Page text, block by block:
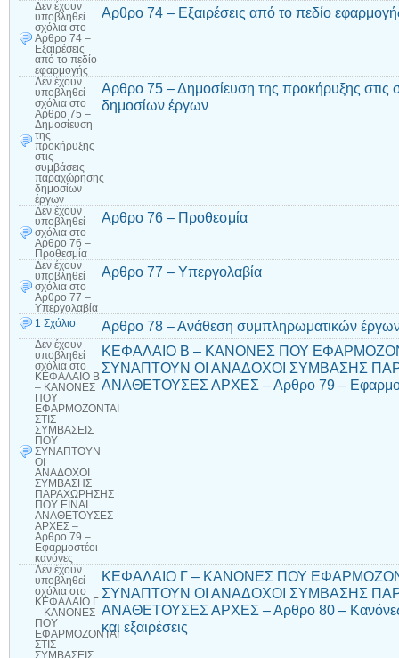
Δεν έχουν
υποβληθεί
σχόλια στο
Αρθρο 74 –
Εξαιρέσεις
από το πεδίο
εφαρμογής
Αρθρο 74 – Εξαιρέσεις από το πεδίο
Δεν έχουν
υποβληθεί
σχόλια στο
Αρθρο 75 –
Δημοσίευση
της
προκήρυξης
στις
συμβάσεις
παραχώρησης
δημοσίων
έργων
Αρθρο 75 – Δημοσίευση της προκήρυξης
δημοσίων έργων
Δεν έχουν
υποβληθεί
σχόλια στο
Αρθρο 76 –
Προθεσμία
Αρθρο 76 – Προθεσμία
Δεν έχουν
υποβληθεί
σχόλια στο
Αρθρο 77 –
Υπεργολαβία
Αρθρο 77 – Υπεργολαβία
1 Σχόλιο Αρθρο 78 – Ανάθεση συμπληρωματικών
Δεν έχουν
υποβληθεί
σχόλια στο
ΚΕΦΑΛΑΙΟ Β
– ΚΑΝΟΝΕΣ
ΠΟΥ
ΕΦΑΡΜΟΖΟΝΤΑΙ
ΣΤΙΣ
ΣΥΜΒΑΣΕΙΣ
ΠΟΥ
ΣΥΝΑΠΤΟΥΝ
ΟΙ
ΑΝΑΔΟΧΟΙ
ΣΥΜΒΑΣΗΣ
ΠΑΡΑΧΩΡΗΣΗΣ
ΠΟΥ ΕΙΝΑΙ
ΑΝΑΘΕΤΟΥΣΕΣ
ΑΡΧΕΣ –
Αρθρο 79 –
Εφαρμοστέοι
κανόνες
ΚΕΦΑΛΑΙΟ Β – ΚΑΝΟΝΕΣ ΠΟΥ
ΣΥΝΑΠΤΟΥΝ ΟΙ ΑΝΑΔΟΧΟΙ ΣΥΜΒΑΣΗΣ
ΑΝΑΘΕΤΟΥΣΕΣ ΑΡΧΕΣ – Αρθρο 79 –
Δεν έχουν
υποβληθεί
σχόλια στο
ΚΕΦΑΛΑΙΟ Γ
– ΚΑΝΟΝΕΣ
ΠΟΥ
ΕΦΑΡΜΟΖΟΝΤΑΙ
ΣΤΙΣ
ΣΥΜΒΑΣΕΙΣ
ΚΕΦΑΛΑΙΟ Γ – ΚΑΝΟΝΕΣ ΠΟΥ
ΣΥΝΑΠΤΟΥΝ ΟΙ ΑΝΑΔΟΧΟΙ ΣΥΜΒΑΣΗΣ
ΑΝΑΘΕΤΟΥΣΕΣ ΑΡΧΕΣ – Αρθρο 80 – Κανόνες
και εξαιρέσεις